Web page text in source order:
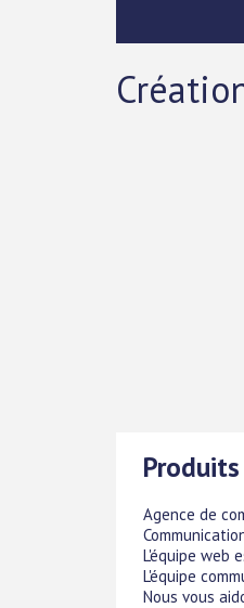
Agence de
L'équipe web
L'équipe
Nous vous